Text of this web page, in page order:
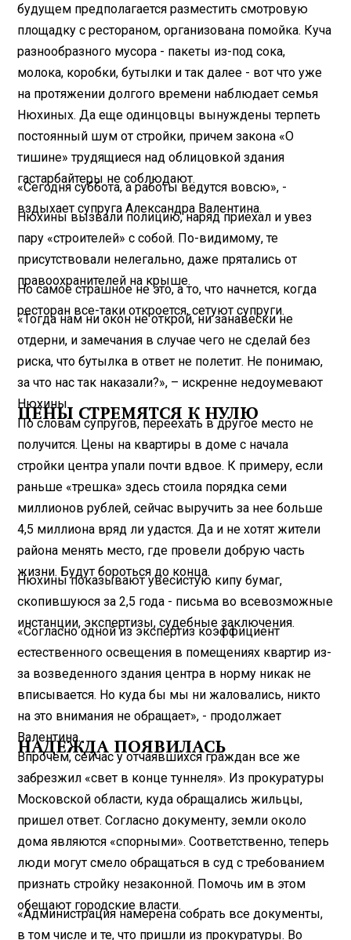
будущем предполагается разместить смотровую
площадку с рестораном, организована помойка. Куча
разнообразного мусора - пакеты из-под сока,
молока, коробки, бутылки и так далее - вот что уже
на протяжении долгого времени наблюдает семья
Нюхиных. Да еще одинцовцы вынуждены терпеть
постоянный шум от стройки, причем закона «О
тишине» трудящиеся над облицовкой здания
гастарбайтеры не соблюдают.
«Сегодня суббота, а работы ведутся вовсю», -
вздыхает супруга Александра Валентина.
Нюхины вызвали полицию, наряд приехал и увез
пару «строителей» с собой. По-видимому, те
присутствовали нелегально, даже прятались от
правоохранителей на крыше.
Но самое страшное не это, а то, что начнется, когда
ресторан все-таки откроется, сетуют супруги.
«Тогда нам ни окон не открой, ни занавески не
отдерни, и замечания в случае чего не сделай без
риска, что бутылка в ответ не полетит. Не понимаю,
за что нас так наказали?», – искренне недоумевают
Нюхины.
ЦЕНЫ СТРЕМЯТСЯ К НУЛЮ
По словам супругов, переехать в другое место не
получится. Цены на квартиры в доме с начала
стройки центра упали почти вдвое. К примеру, если
раньше «трешка» здесь стоила порядка семи
миллионов рублей, сейчас выручить за нее больше
4,5 миллиона вряд ли удастся. Да и не хотят жители
района менять место, где провели добрую часть
жизни. Будут бороться до конца.
Нюхины показывают увесистую кипу бумаг,
скопившуюся за 2,5 года - письма во всевозможные
инстанции, экспертизы, судебные заключения.
«Согласно одной из экспертиз коэффициент
естественного освещения в помещениях квартир из-
за возведенного здания центра в норму никак не
вписывается. Но куда бы мы ни жаловались, никто
на это внимания не обращает», - продолжает
Валентина.
НАДЕЖДА ПОЯВИЛАСЬ
Впрочем, сейчас у отчаявшихся граждан все же
забрезжил «свет в конце туннеля». Из прокуратуры
Московской области, куда обращались жильцы,
пришел ответ. Согласно документу, земли около
дома являются «спорными». Соответственно, теперь
люди могут смело обращаться в суд с требованием
признать стройку незаконной. Помочь им в этом
обещают городские власти.
«Администрация намерена собрать все документы,
в том числе и те, что пришли из прокуратуры. Во